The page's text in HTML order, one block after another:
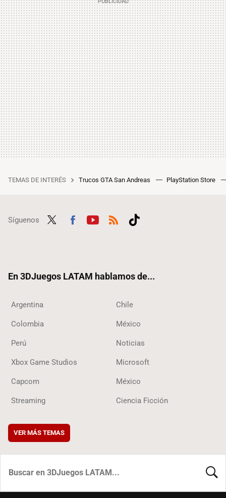
TEMAS DE INTERÉS Trucos GTA San Andreas PlayStation Store
Síguenos
En 3DJuegos LATAM hablamos de...
Argentina Chile
Colombia México
Perú Noticias
Xbox Game Studios Microsoft
Capcom México
Streaming Ciencia Ficción
VER MÁS TEMAS